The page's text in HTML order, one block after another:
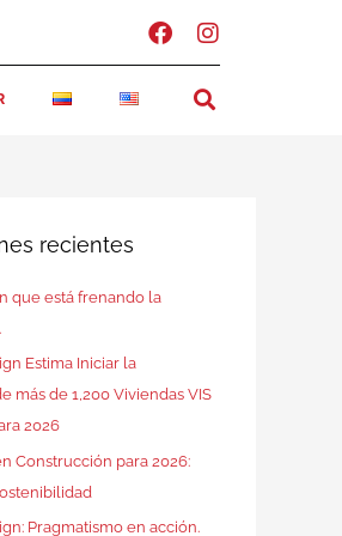
F
I
t
recientes
que está frenando la
Estima Iniciar la
más de 1,200 Viviendas VIS
2026
Construcción para 2026:
Pragmatismo en acción.